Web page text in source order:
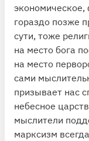
экономическое,
гораздо позже
сути, тоже
на место бога
на место
сами
призывает нас
небесное
мыслители
марксизм